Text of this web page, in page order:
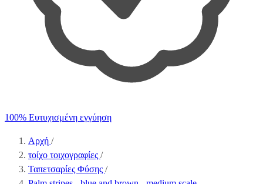
100% Ευτυχισμένη εγγύηση
Αρχή /
τοίχο τοιχογραφίες /
Ταπετσαρίες Φύσης /